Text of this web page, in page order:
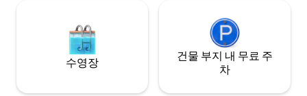
수영장
건물 부지 내 무료 주
차